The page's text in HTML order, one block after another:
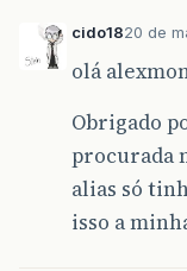
cido1820 de
olá
Obrigado
procurada
alias só
isso a